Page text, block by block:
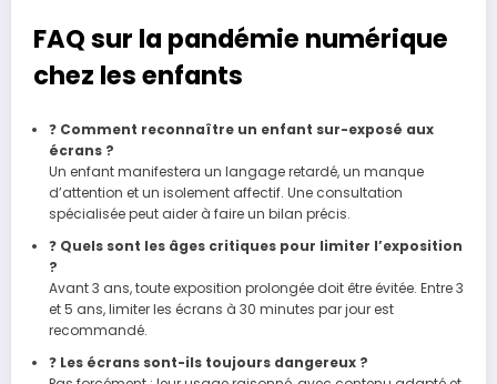
FAQ sur la pandémie numérique
chez les enfants
❓ Comment reconnaître un enfant sur-exposé aux
écrans ?
Un enfant manifestera un langage retardé, un manque
d’attention et un isolement affectif. Une consultation
spécialisée peut aider à faire un bilan précis.
❓ Quels sont les âges critiques pour limiter l’exposition
?
Avant 3 ans, toute exposition prolongée doit être évitée. Entre 3
et 5 ans, limiter les écrans à 30 minutes par jour est
recommandé.
❓ Les écrans sont-ils toujours dangereux ?